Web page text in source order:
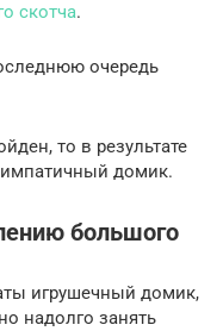
скотча.
очередь
то в результате
домик.
большого
игрушечный домик,
надолго занять